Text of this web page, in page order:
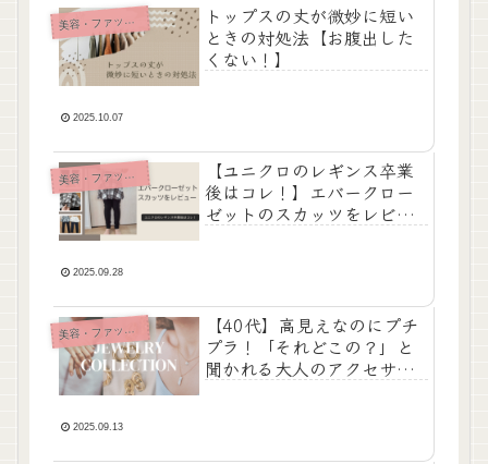
美
容・ファッション
トップスの丈が微妙に短い
ときの対処法【お腹出した
くない！】
2025.10.07
美
容・ファッション
【ユニクロのレギンス卒業
後はコレ！】エバークロー
ゼットのスカッツをレビュ
2025.09.28
美
容・ファッション
【40代】高見えなのにプチ
プラ！「それどこの？」と
聞かれる大人のアクセサリ
2025.09.13